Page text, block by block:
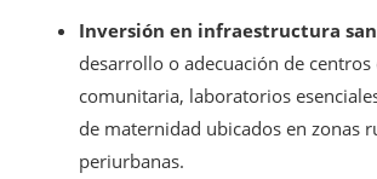
Inversión en infraestructura
desarrollo o adecuación de centros
comunitaria, laboratorios
de maternidad ubicados en zonas
periurbanas.